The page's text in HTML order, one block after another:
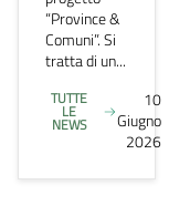
“Province &
Comuni”. Si
tratta di un...
TUTTE
LE
NEWS
10
Giugno
2026